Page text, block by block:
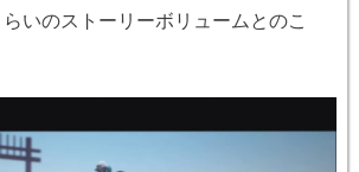
いのストーリーボリュームとのこ